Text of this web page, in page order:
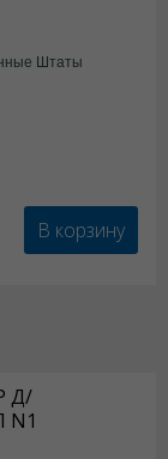
Штаты
В корзину
Д/